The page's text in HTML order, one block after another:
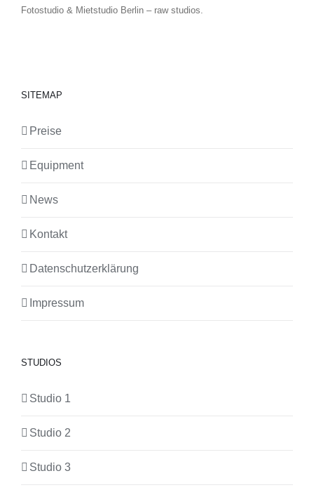
Fotostudio & Mietstudio Berlin – raw studios.
SITEMAP
Preise
Equipment
News
Kontakt
Datenschutzerklärung
Impressum
STUDIOS
Studio 1
Studio 2
Studio 3